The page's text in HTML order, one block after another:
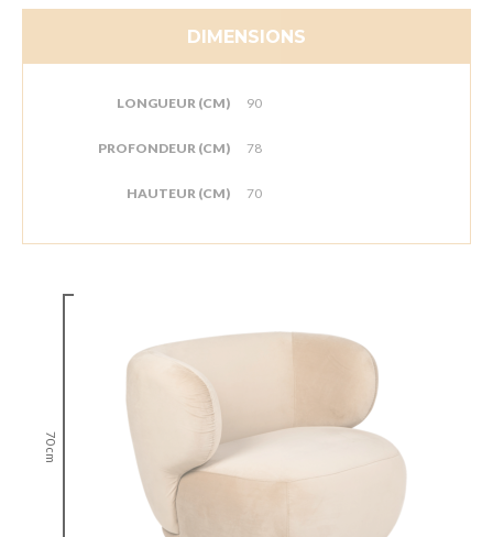
DIMENSIONS
LONGUEUR (CM) 90
PROFONDEUR (CM) 78
HAUTEUR (CM) 70
70 cm